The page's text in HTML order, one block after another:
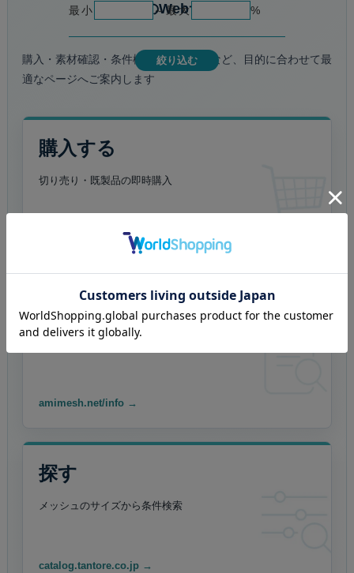
最小 ～最大 %
絞り込む
4つのWebサイト
購入・素材確認・条件検索・加工相談など、目的に合わせて最
適なページへご案内します
購入する
切り売り・既製品の即時購入
www.amimesh.net →
調べる
素材・用途・規格表を
amimesh.net/info →
探す
メッシュのサイズから条件検索
catalog.tantore.co.jp →